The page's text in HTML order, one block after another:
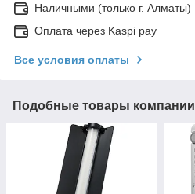
Наличными (только г. Алматы)
Оплата через Kaspi pay
Все условия оплаты
Подобные товары компании